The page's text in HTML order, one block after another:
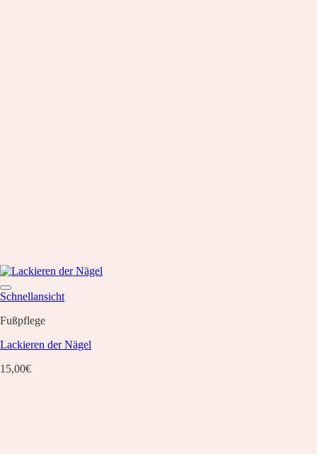
Schnellansicht
Fußpflege
Lackieren der Nägel
15,00€